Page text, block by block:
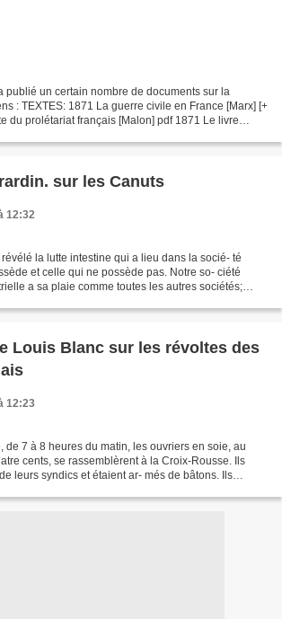
publié un certain nombre de documents sur la
: TEXTES: 1871 La guerre civile en France [Marx] [+
du prolétariat français [Malon] pdf 1871 Le livre
sur les Canuts
12:32
la lutte intestine qui a lieu dans la socié- té
et celle qui ne possède pas. Notre so- ciété
a sa plaie comme toutes les autres sociétés;
Louis Blanc sur les révoltes des
12:23
de 7 à 8 heures du matin, les ouvriers en soie, au
cents, se rassemblèrent à la Croix-Rousse. Ils
leurs syndics et étaient ar- més de bâtons. Ils